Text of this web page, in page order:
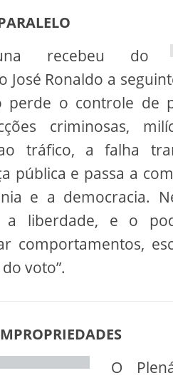
recebeu do
José Ronaldo a
perde o controle de
criminosas,
tráfico, a falha
pública e passa a
e a democracia.
a liberdade, e o
comportamentos,
voto”.
O